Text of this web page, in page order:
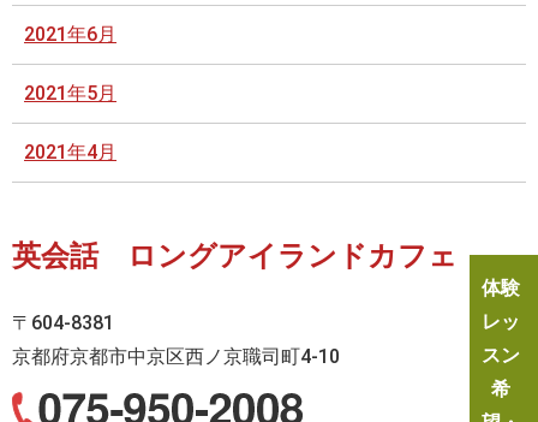
2021年6月
2021年5月
2021年4月
英会話 ロングアイランドカフェ
〒604-8381
京都府京都市中京区西ノ京職司町4-10
体験
レッ
スン
希